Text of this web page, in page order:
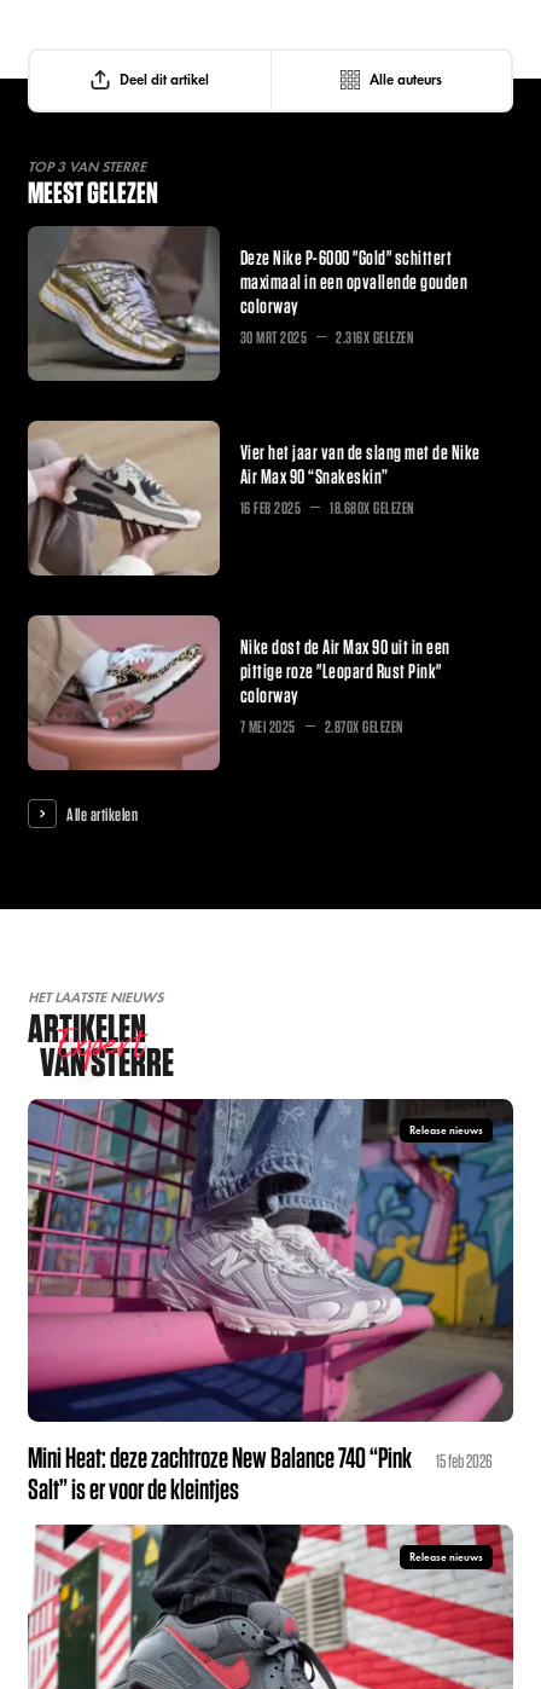
Deel dit artikel Alle auteurs
TOP 3 VAN STERRE
MEEST GELEZEN
Deze Nike P-6000 "Gold" schittert
maximaal in een opvallende gouden
colorway
30 MRT 2025 2.316X GELEZEN
Vier het jaar van de slang met de Nike
Air Max 90 “Snakeskin”
16 FEB 2025 18.680X GELEZEN
Nike dost de Air Max 90 uit in een
pittige roze "Leopard Rust Pink"
colorway
7 MEI 2025 2.870X GELEZEN
Alle artikelen
HET LAATSTE NIEUWS
ARTIKELEN
VAN STERRE
Expert
Release nieuws
Mini Heat: deze zachtroze New Balance 740 “Pink
Salt” is er voor de kleintjes
15 feb 2026
Release nieuws